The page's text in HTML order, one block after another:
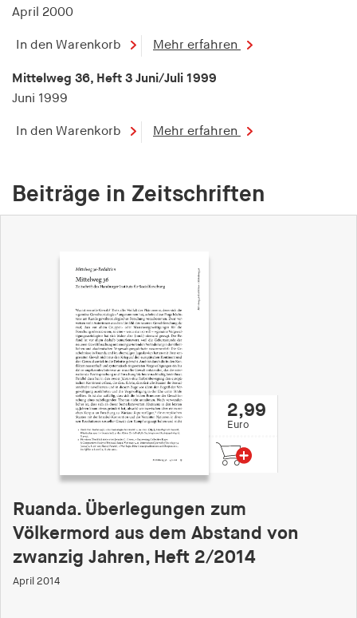
April 2000
In den Warenkorb Mehr erfahren
Mittelweg 36, Heft 3 Juni/Juli 1999
Juni 1999
In den Warenkorb Mehr erfahren
Beiträge in Zeitschriften
2,99
Euro
Ruanda. Überlegungen zum
Völkermord aus dem Abstand von
zwanzig Jahren, Heft 2/2014
April 2014